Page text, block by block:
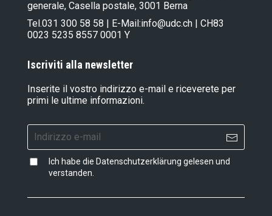
generale, Casella postale, 3001 Berna
Tel.031 300 58 58 | E-Mail:info@udc.ch | CH83
0023 5235 8557 0001 Y
Iscriviti alla newsletter
Inserite il vostro indirizzo e-mail e riceverete per
primi le ultime informazioni.
Ich habe die Datenschutzerklärung gelesen und
verstanden.